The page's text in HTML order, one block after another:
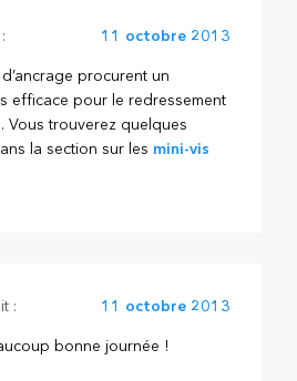
11 octobre 2013
d’ancrage procurent un
efficace pour le redressement
Vous trouverez quelques
la section sur les mini-vis
: 11 octobre 2013
bonne journée !